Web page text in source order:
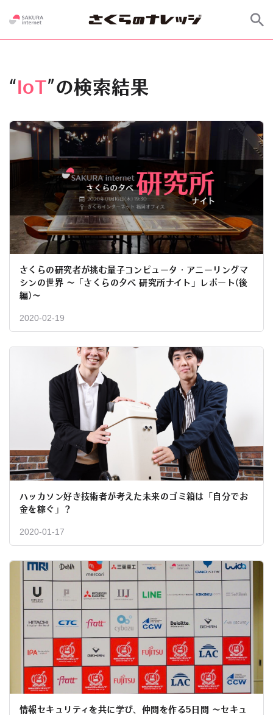
“ IoT”の検索結果
さくらの研究者が挑む量子コンピュータ・アニーリングマ
シンの世界 〜「さくらの夕べ 研究所ナイト」レポート(後
編)〜
2020-02-19
ハッカソン好き技術者が考えた未来のゴミ箱は「自分でお
金を稼ぐ」？
2020-01-17
情報セキュリティを共に学び、仲間を作る5日間 〜セキュ